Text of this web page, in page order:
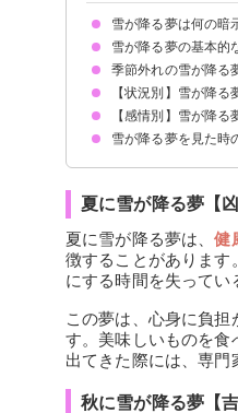
雪が降る夢は何の暗
雪が降る夢の基本的
恋愛運UPの暗示
状況によって意味が
季節外れの雪が降る
春に雪が降る夢【吉
夏に雪が降る夢【凶
秋に雪が降る夢【吉
【状況別】雪が降る
晴れなのに雪が降る
大粒の雪が降る夢【
大雪が降る夢【吉夢
急に雪が降る夢【吉
雪が降って積もる夢
粉雪が降る夢【警告
【感情別】雪が降る
雪が降って嬉しい夢
雪が降って苦しい夢
雪が降って寒い夢【
雪が降る夢を見た時
夏に雪が降る夢【凶
夏に雪が降る夢は、健
徴することがあります
にする時間を失ってい
この夢は、心身に負
す。美味しいものを食
出てきた際には、専門
秋に雪が降る夢【吉